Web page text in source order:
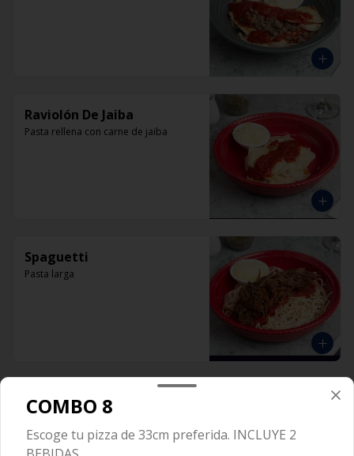
Raviolón De Jaiba
Pasta rellena con carne de jaiba
Spaguetti
Pasta larga
Tripasta Familiar
Tripasta Familiar
-  Fetuccini boloñesa
COMBO 8
Escoge tu pizza de 33cm preferida. INCLUYE 2